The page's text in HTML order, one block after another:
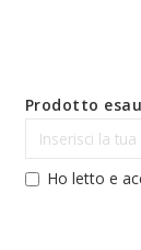
Prodotto
Ho letto e